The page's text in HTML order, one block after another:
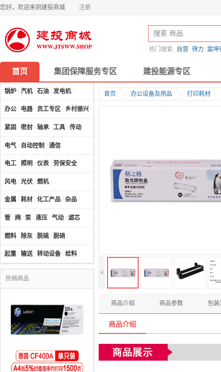
您好，欢迎来到建投商城 注册
热门搜索: 自营 得力 震坤
首页 集团保障服务专区 建投能源专区
锅炉 / 汽机/ 石油 / 发电机/
办公 / 电器 / 员工专区 / 乡村振兴 /
紧固 / 密封 / 轴承 / 工具 / 传动
电气 / 自动控制 / 通信
电工 / 照明 / 仪表 / 劳保安全 /
风电 / 光伏 / 燃机/
金属 / 耗材 / 化工产品 / 杂品 /
管 / 阀 / 泵 / 液压 / 气动 / 滤芯
燃料 / 除灰 / 脱硫 / 脱硝 /
起重 / 输送/ 转动设备 / 给料 /
热销商品
首页 办公设备及用品 打印耗材
商品介绍 商品参数 包装
商品介绍